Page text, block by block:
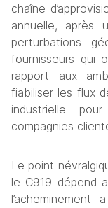
chaîne
annuelle, après
perturbations
fournisseurs qui
rapport aux
fiabiliser les flux
industrielle
compagnies
Le point
le C919 dépend